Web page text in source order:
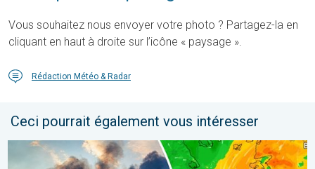
Vous souhaitez nous envoyer votre photo ? Partagez-la en
cliquant en haut à droite sur l’icône « paysage ».
Rédaction Météo & Radar
Ceci pourrait également vous intéresser
Des feux font rage en Europe du Sud. Chaleur et vent fort. . .